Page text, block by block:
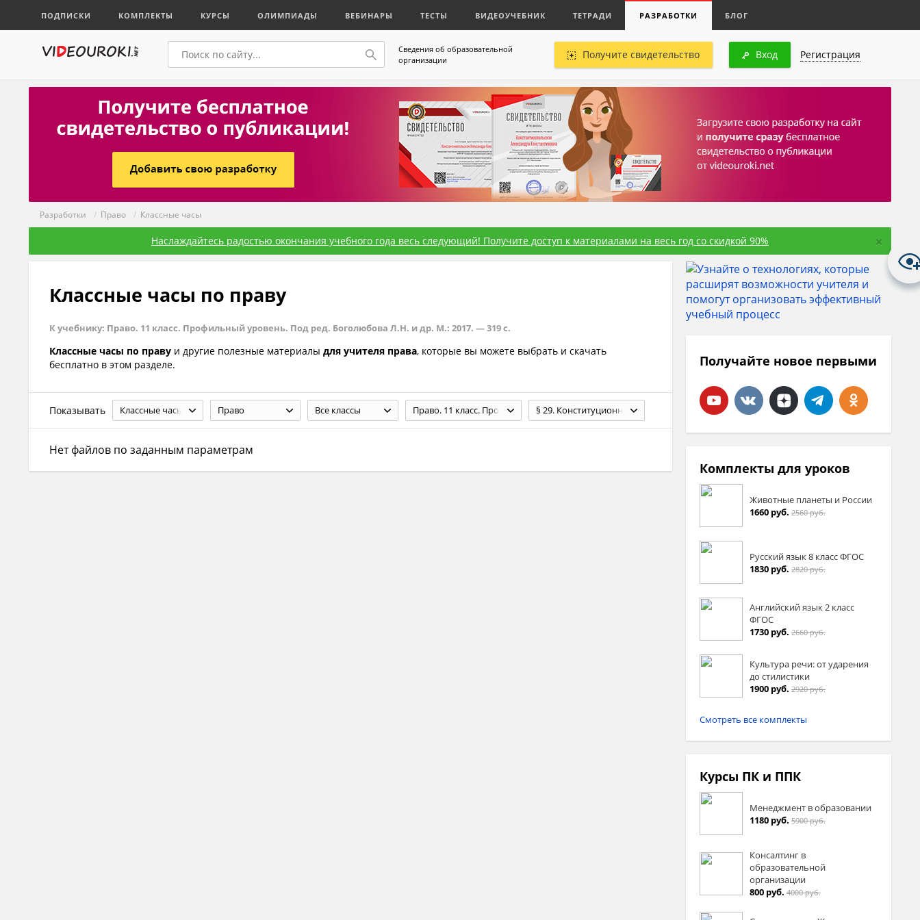
ПОДПИСКИ КОМПЛЕКТЫ КУРСЫ ОЛИМПИАДЫ ВЕБИНАРЫ ТЕСТЫ ВИДЕОУЧЕБНИК ТЕТРАДИ РАЗРАБОТКИ БЛОГ
Сведения об образовательной
организации
Получите свидетельство Вход Регистрация
Разработки / Право / Классные часы
Наслаждайтесь радостью окончания учебного года весь следующий! Получите доступ к материалами на весь год со скидкой 90% ×
Классные часы по праву
К учебнику: Право. 11 класс. Профильный уровень. Под ред. Боголюбова Л.Н. и др. М.: 2017. — 319 с.
Классные часы по праву и другие полезные материалы для учителя права, которые вы можете выбрать и скачать
бесплатно в этом разделе.
Показывать Классные часы Право Все классы Право. 11 класс. Профильный уровень. Под ред. Боголюбова Л.Н. и др. М.: 2017. — 319 с. § 29. Конституционное судопроизводство 268
Нет файлов по заданным параметрам
Получайте новое первыми
Комплекты для уроков
Животные планеты и России
1660 руб. 2560 руб.
Русский язык 8 класс ФГОС
1830 руб. 2820 руб.
Английский язык 2 класс
ФГОС
1730 руб. 2660 руб.
Культура речи: от ударения
до стилистики
1900 руб. 2920 руб.
Смотреть все комплекты
Курсы ПК и ППК
Менеджмент в образовании
1180 руб. 5900 руб.
Консалтинг в
образовательной
организации
800 руб. 4000 руб.